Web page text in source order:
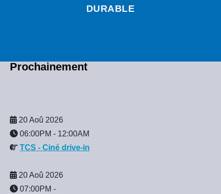
DURABLE
Prochainement
20 Aoû 2026
06:00PM - 12:00AM
TCS - Ciné drive-in
20 Aoû 2026
07:00PM -